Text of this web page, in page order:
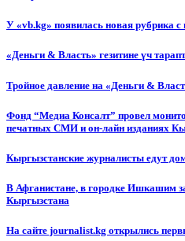
У «vb.kg» появилась новая рубрика
«Деньги & Власть» гезитине үч
Тройное давление на «Деньги &
Фонд “Медиа Консалт” провел
печатных СМИ и он-лайн изданиях
Кыргызстанские журналисты едут
В Афганистане, в городке Ишкашим
Кыргызстана
На сайте journalist.kg открылись